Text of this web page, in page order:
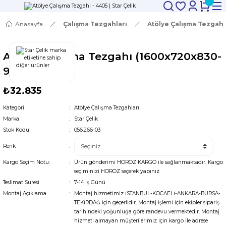
Anasayfa Çalışma Tezgahları Atölye Çalışma
Atölye Çalışma Tezgahı (1600x720x830-
930 mm)
₺32.835
Kategori
Atölye Çalışma Tezgahları
Marka
Star Çelik
Stok Kodu
056.266-03
Renk
Kargo Seçim Notu:
Ürün gönderimi HOROZ KARGO ile sağlanmaktadır. Kargo
seçiminizi HOROZ seçerek yapınız.
Teslimat Süresi
7-14 İş Günü
Montaj Açıklama
Montaj hizmetimiz İSTANBUL-KOCAELİ-ANKARA-BURSA-
TEKİRDAĞ için geçerlidir. Montaj işlemi için ekipler sipariş
tarihindeki yoğunluğa göre randevu vermektedir. Montaj
hizmeti almayan müşterilerimiz için kargo ile adrese